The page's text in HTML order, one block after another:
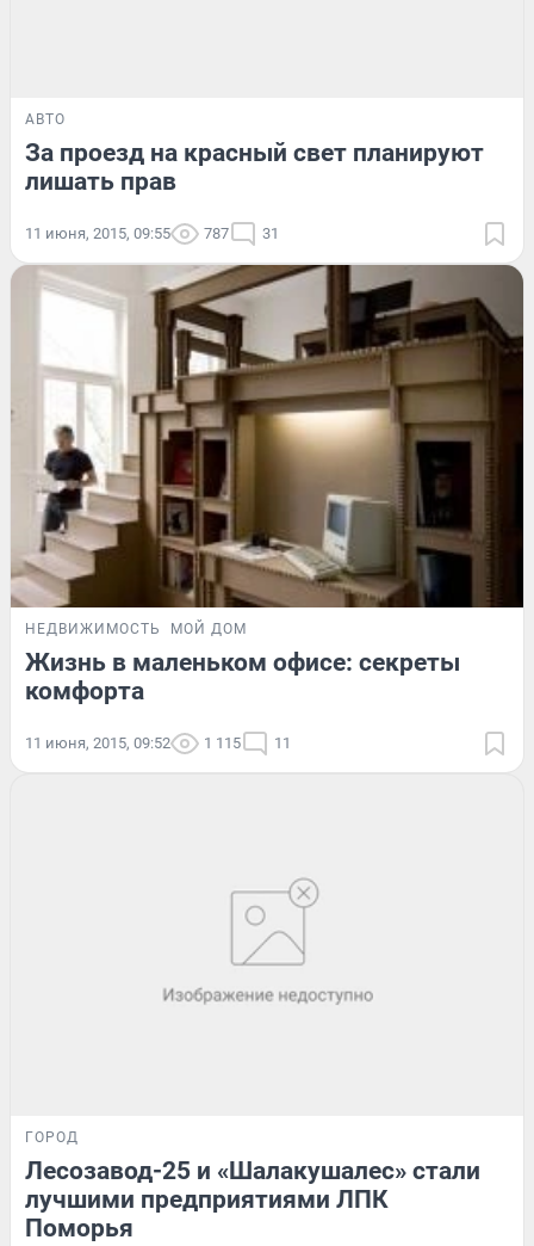
АВТО
За проезд на красный свет планируют
лишать прав
11 июня, 2015, 09:55 787 31
НЕДВИЖИМОСТЬ МОЙ ДОМ
Жизнь в маленьком офисе: секреты
комфорта
11 июня, 2015, 09:52 1 115 11
ГОРОД
Лесозавод-25 и «Шалакушалес» стали
лучшими предприятиями ЛПК
Поморья